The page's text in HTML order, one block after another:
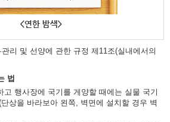
리 및 선양에 관한 규정 제11조(실내에서의
법
고 행사장에 국기를 게양할 때에는 실물 국기
상을 바라보아 왼쪽, 벽면에 설치할 경우 벽